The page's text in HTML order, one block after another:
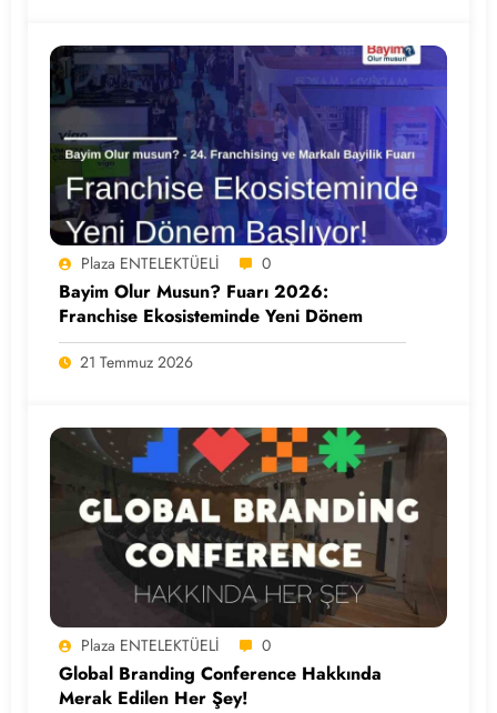
Plaza ENTELEKTÜELİ 0
Bayim Olur Musun? Fuarı 2026:
Franchise Ekosisteminde Yeni Dönem
21 Temmuz 2026
Plaza ENTELEKTÜELİ 0
Global Branding Conference Hakkında
Merak Edilen Her Şey!